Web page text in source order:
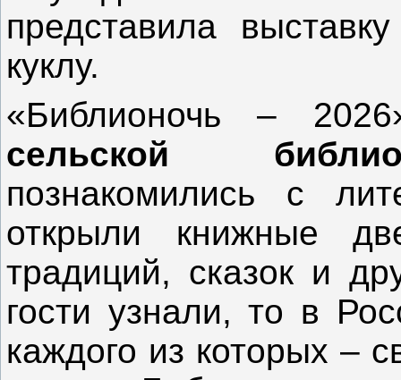
представила
куклу.
«Библионочь –
сельской
познакомились с
открыли книжные
традиций, сказок и
гости узнали, то в
каждого из которых –